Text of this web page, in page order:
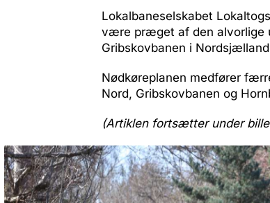
Lokalbaneselskabet
være præget af den alvorlige
Gribskovbanen i
Nødkøreplanen medfører
Nord, Gribskovbanen og
(Artiklen fortsætter under